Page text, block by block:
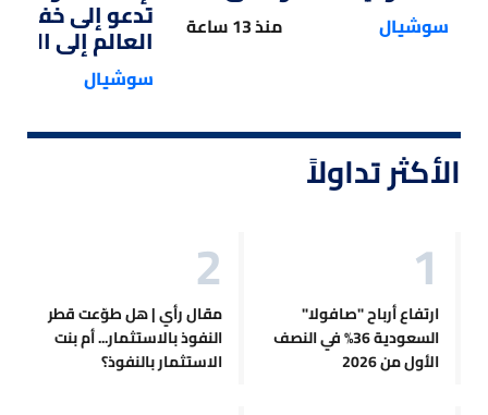
سوشيال منذ 13 ساعة تدعو إلى
العالم إلى
سوشيال
الأكثر تداولاً
ارتفاع أرباح "صافولا"
السعودية 36% في النصف
الأول من 2026
مقال رأي | هل طوّعت قطر
النفوذ بالاستثمار... أم بنت
الاستثمار بالنفوذ؟